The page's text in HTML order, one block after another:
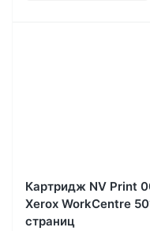
Картридж NV Print
Xerox WorkCentre
страниц